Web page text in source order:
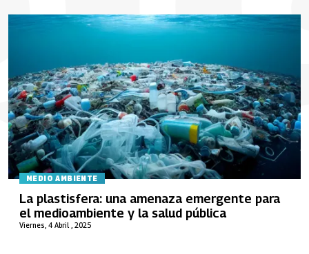
MEDIO AMBIENTE
Viernes, 4 Abril , 2025
La plastisfera: una amenaza emergente para
el medioambiente y la salud pública